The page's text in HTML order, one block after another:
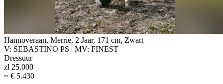
Hannoveraan, Merrie, 2 Jaar, 171 cm, Zwart
V: SEBASTINO PS | MV: FINEST
Dressuur
zł 25.000
~ € 5.430